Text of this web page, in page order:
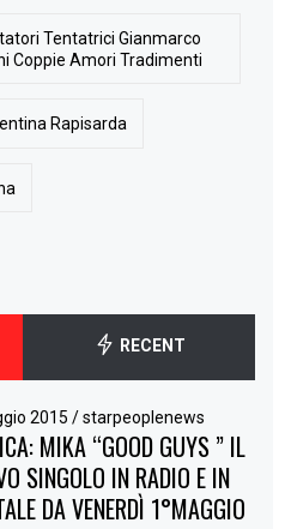
Tentatrici Gianmarco
Coppie Amori Tradimenti
Rapisarda
RECENT
2015/ starpeoplenews
MIKA “GOOD GUYS ” IL
SINGOLO IN RADIO E IN
DA VENERDÌ 1°MAGGIO